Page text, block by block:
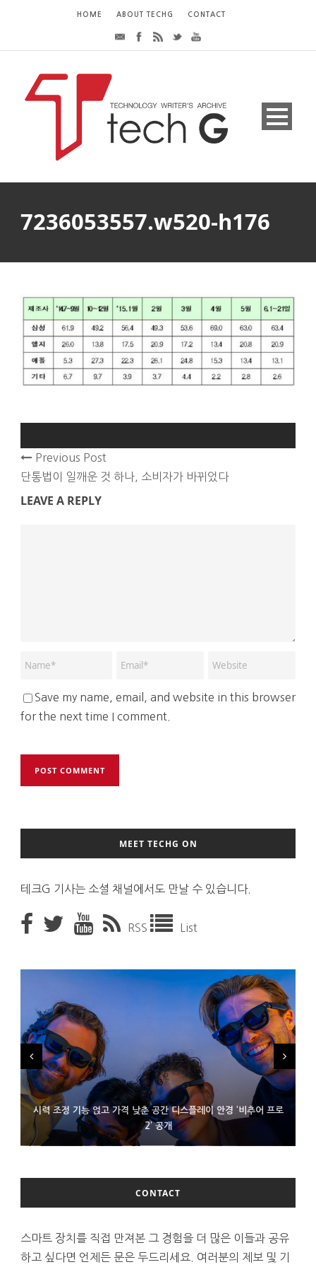
HOME ABOUT TECHG CONTACT
7236053557.w520-h176
Previous Post
단통법이 일깨운 것 하나, 소비자가 바뀌었다
LEAVE A REPLY
Save my name, email, and website in this browser
for the next time I comment.
MEET TECHG ON
테크G 기사는 소셜 채널에서도 만날 수 있습니다.
RSS List
시력 조정 기능 얹고 가격 낮춘 공간 디스플레이 안경 ‘비추어 프로
2’ 공개
D램 부족에 10억달러어치 아이폰18 프로세서 패키징 대기 중
300~400달러 반지형 스피커 준비하는 오픈AI
CONTACT
스마트 장치를 직접 만져본 그 경험을 더 많은 이들과 공유
하고 싶다면 언제든 문은 두드리세요. 여러분의 제보 및 기